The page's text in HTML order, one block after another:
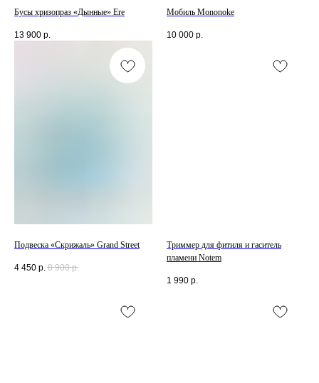
Бусы хризопраз «Дынные» Ere
13 900 р.
Мобиль Mononoke
10 000 р.
Подвеска «Скрижаль» Grand Street
4 450 р. 8 900 р.
Триммер для фитиля и гаситель
пламени Notem
1 990 р.